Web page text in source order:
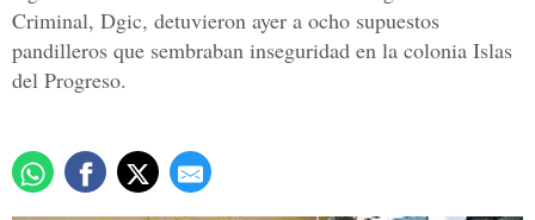
Criminal, Dgic, detuvieron ayer a ocho supuestos
pandilleros que sembraban inseguridad en la colonia Islas
del Progreso.